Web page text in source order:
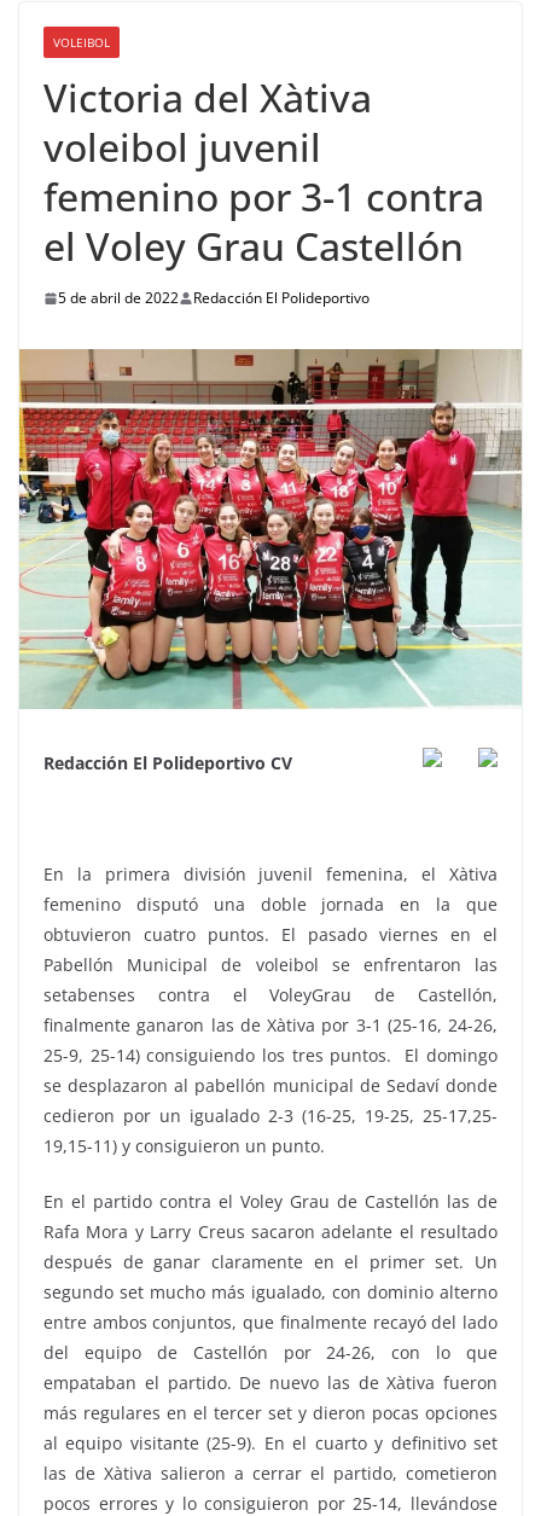
VOLEIBOL
Victoria del Xàtiva
voleibol juvenil
femenino por 3-1 contra
el Voley Grau Castellón
5 de abril de 2022 Redacción El Polideportivo
Redacción El Polideportivo CV
En la primera división juvenil femenina, el Xàtiva
femenino disputó una doble jornada en la que
obtuvieron cuatro puntos. El pasado viernes en el
Pabellón Municipal de voleibol se enfrentaron las
setabenses contra el VoleyGrau de Castellón,
finalmente ganaron las de Xàtiva por 3-1 (25-16, 24-26,
25-9, 25-14) consiguiendo los tres puntos. El domingo
se desplazaron al pabellón municipal de Sedaví donde
cedieron por un igualado 2-3 (16-25, 19-25, 25-17,25-
19,15-11) y consiguieron un punto.
En el partido contra el Voley Grau de Castellón las de
Rafa Mora y Larry Creus sacaron adelante el resultado
después de ganar claramente en el primer set. Un
segundo set mucho más igualado, con dominio alterno
entre ambos conjuntos, que finalmente recayó del lado
del equipo de Castellón por 24-26, con lo que
empataban el partido. De nuevo las de Xàtiva fueron
más regulares en el tercer set y dieron pocas opciones
al equipo visitante (25-9). En el cuarto y definitivo set
las de Xàtiva salieron a cerrar el partido, cometieron
pocos errores y lo consiguieron por 25-14, llevándose